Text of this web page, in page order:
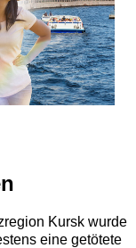
Kursk wurde
eine getötete